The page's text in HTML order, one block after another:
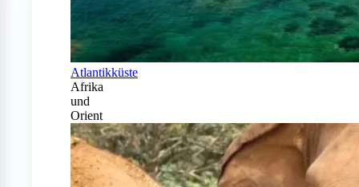
Atlantikküste
Afrika
und
Orient